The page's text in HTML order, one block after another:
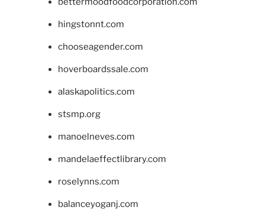
hingstonnt.com
chooseagender.com
hoverboardssale.com
alaskapolitics.com
stsmp.org
manoelneves.com
mandelaeffectlibrary.com
roselynns.com
balanceyoganj.com